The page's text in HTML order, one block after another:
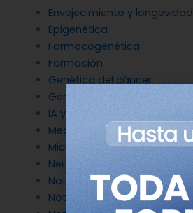
Envejecimiento y longevidad
Epigenética
Farmacogenética
Formación
Genética del cáncer
Genética en Cardiología
IA y Genómica
Medicina Reproductiva
Microbiología molecular
Neurociencia
Noticias de Genotipia
Noticias de investigación